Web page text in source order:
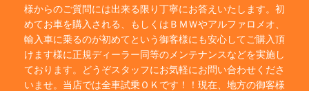
様からのご質問には出来る限り丁寧にお答えいたします。初
めてお車を購入される、もしくはＢＭＷやアルファロメオ、
輸入車に乗るのが初めてという御客様にも安心してご購入頂
けます様に正規ディーラー同等のメンテナンスなどを実施し
ております。どうぞスタッフにお気軽にお問い合わせくださ
いませ。当店では全車試乗ＯＫです！！現在、地方の御客様